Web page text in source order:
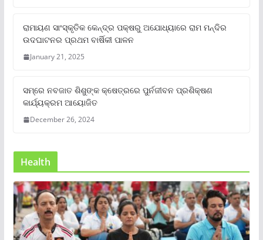
ରାମାୟଣ ସାଂସ୍କୃତିକ କେନ୍ଦ୍ର ପକ୍ଷରୁ ଅଯୋଧ୍ୟାରେ ରାମ ମନ୍ଦିର
ଉଦଘାଟନର ପ୍ରଥମ ବାର୍ଷିକୀ ପାଳନ
January 21, 2025
ସମ୍‌ରେ ନବଜାତ ଶିଶୁଙ୍କ କ୍ଷେତ୍ରରେ ପୁର୍ନଜୀବନ ପ୍ରଶିକ୍ଷଣ
କାର୍ଯ୍ୟକ୍ରମ ଆୟୋଜିତ
December 26, 2024
Health